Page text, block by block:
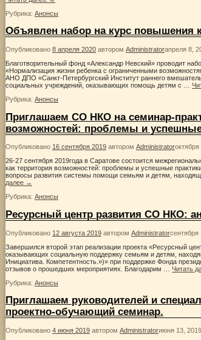
Рубрика: Анонсы
Объявлен набор на курс повышения
Опубликовано 8 апреля 2020 автором Administratorапреля 8,
Благотворительный фонд «Александр Невский» проводит
«Нормализация жизни ребенка с ограниченными
АНО ДПО «Санкт-Петербургский Институт раннего
социальных учреждений, оказывающих помощь детям с …
Рубрика: Анонсы
Приглашаем СО НКО на семинар-
возможностей: проблемы и
Опубликовано 16 сентября 2019 автором Administrator
26-27 сентября 2019года в Саратове состоится
как территория возможностей: проблемы и успешные
вопросы развития системы помощи семьям и детям,
далее →
Рубрика: Анонсы
Ресурсный центр развития СО НКО:
Опубликовано 12 августа 2019 автором Administratorсентября
Завершился второй этап реализации проекта «Ресурсный
оказывающих социальную поддержку семьям и детям,
Инициатива. Компетентность.»)» при поддержке Фонда
отзывов о прошедших мероприятиях. Благодарим … Читать
Рубрика: Анонсы
Приглашаем руководителей и
проектно-обучающий семинар.
Опубликовано 4 июня 2019 автором Administratorиюня 13, 2019